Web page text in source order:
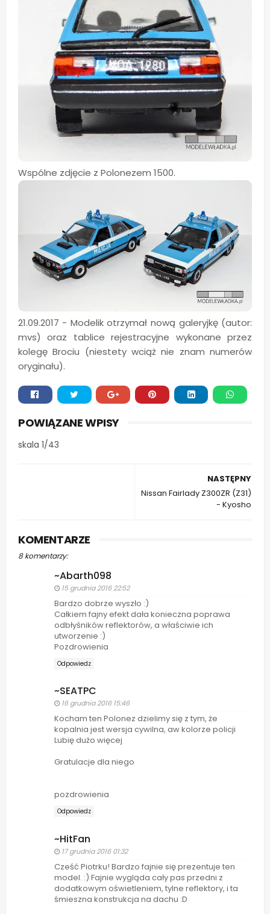
Wspólne zdjęcie z Polonezem 1500.
21.09.2017 - Modelik otrzymał nową galeryjkę (autor:
mvs) oraz tablice rejestracyjne wykonane przez
kolegę Brociu (niestety wciąż nie znam numerów
oryginału).
POWIĄZANE WPISY
skala 1/43
NASTĘPNY
Nissan Fairlady Z300ZR (Z31)
- Kyosho
KOMENTARZE
8 komentarzy:
~Abarth098
15 grudnia 2016 22:52
Bardzo dobrze wyszło :)
Całkiem fajny efekt dała konieczna poprawa
odbłyśników reflektorów, a właściwie ich
utworzenie :)
Pozdrowienia
Odpowiedz
~SEATPC
16 grudnia 2016 15:46
Kocham ten Polonez dzielimy się z tym, że
kopalnia jest wersja cywilna, aw kolorze policji
Lubię dużo więcej
Gratulacje dla niego
pozdrowienia
Odpowiedz
~HitFan
17 grudnia 2016 01:32
Cześć Piotrku! Bardzo fajnie się prezentuje ten
model. :) Fajnie wygląda cały pas przedni z
dodatkowym oświetleniem, tylne reflektory, i ta
śmieszna konstrukcja na dachu :D